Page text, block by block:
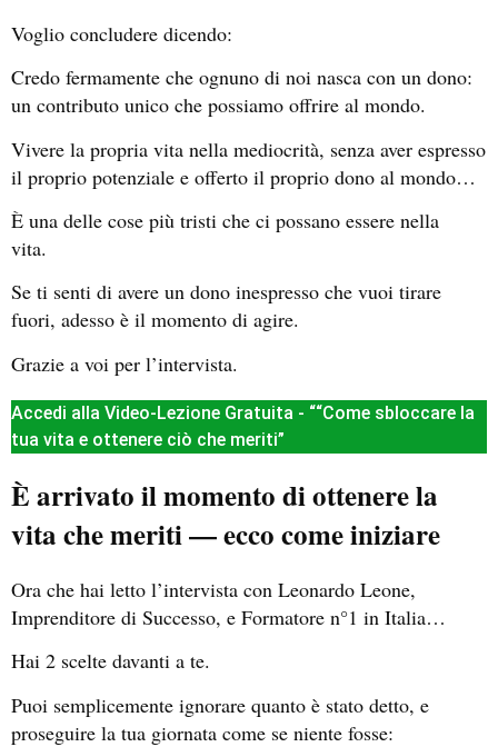
Voglio concludere dicendo:
Credo fermamente che ognuno di noi nasca con un dono:
un contributo unico che possiamo offrire al mondo.
Vivere la propria vita nella mediocrità, senza aver espresso
il proprio potenziale e offerto il proprio dono al mondo…
È una delle cose più tristi che ci possano essere nella
vita.
Se ti senti di avere un dono inespresso che vuoi tirare
fuori, adesso è il momento di agire.
Grazie a voi per l’intervista.
Accedi alla Video-Lezione Gratuita - ““Come sbloccare la
tua vita e ottenere ciò che meriti”
È arrivato il momento di ottenere la
vita che meriti — ecco come iniziare
Ora che hai letto l’intervista con Leonardo Leone,
Imprenditore di Successo, e Formatore n°1 in Italia…
Hai 2 scelte davanti a te.
Puoi semplicemente ignorare quanto è stato detto, e
proseguire la tua giornata come se niente fosse: